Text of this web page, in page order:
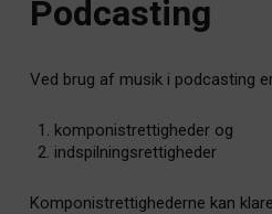
Podcasting
Ved brug af musik i podcasting
komponistrettigheder og
indspilningsrettigheder
Komponistrettighederne kan